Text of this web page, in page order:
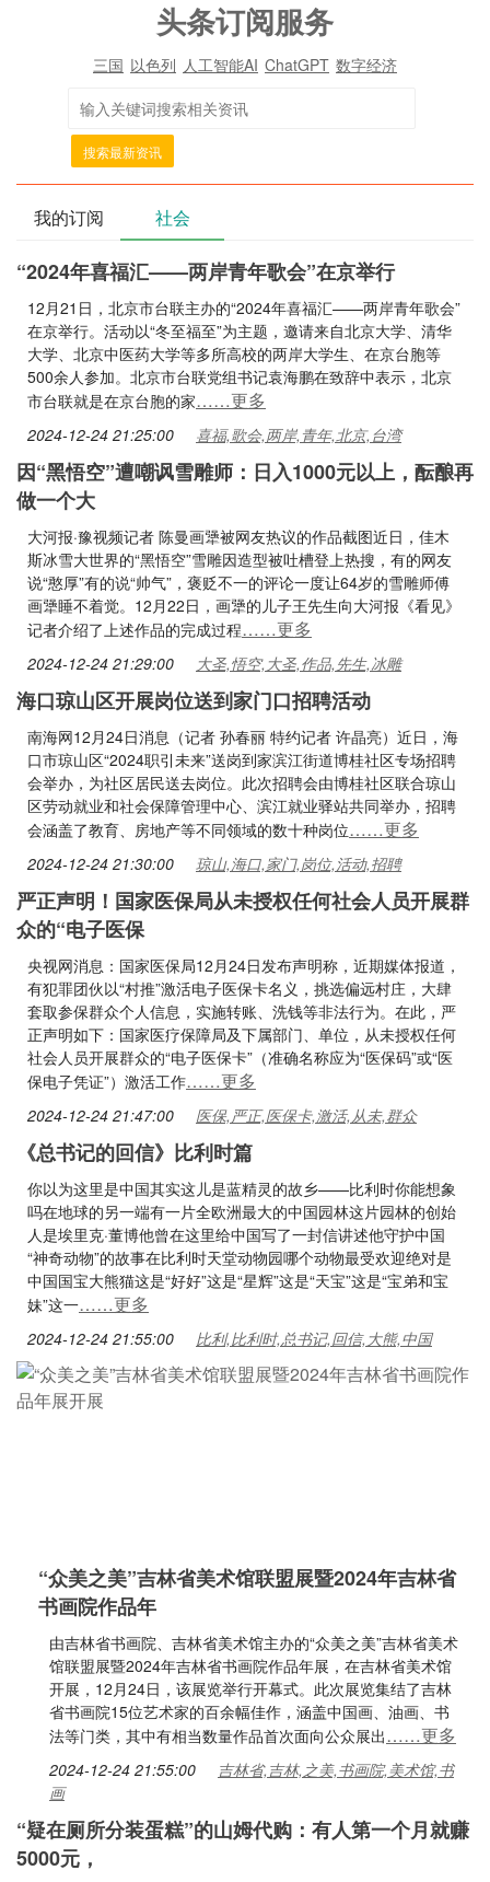
头条订阅服务
三国 以色列 人工智能AI ChatGPT 数字经济
搜索最新资讯
我的订阅 社会
“2024年喜福汇——两岸青年歌会”在京举行
12月21日，北京市台联主办的“2024年喜福汇——两岸青年歌会”
在京举行。活动以“冬至福至”为主题，邀请来自北京大学、清华
大学、北京中医药大学等多所高校的两岸大学生、在京台胞等
500余人参加。北京市台联党组书记袁海鹏在致辞中表示，北京
市台联就是在京台胞的家……更多
2024-12-24 21:25:00 喜福,歌会,两岸,青年,北京,台湾
因“黑悟空”遭嘲讽雪雕师：日入1000元以上，酝酿再
做一个大
大河报·豫视频记者 陈曼画犟被网友热议的作品截图近日，佳木
斯冰雪大世界的“黑悟空”雪雕因造型被吐槽登上热搜，有的网友
说“憨厚”有的说“帅气”，褒贬不一的评论一度让64岁的雪雕师傅
画犟睡不着觉。12月22日，画犟的儿子王先生向大河报《看见》
记者介绍了上述作品的完成过程……更多
2024-12-24 21:29:00 大圣,悟空,大圣,作品,先生,冰雕
海口琼山区开展岗位送到家门口招聘活动
南海网12月24日消息（记者 孙春丽 特约记者 许晶亮）近日，海
口市琼山区“2024职引未来”送岗到家滨江街道博桂社区专场招聘
会举办，为社区居民送去岗位。此次招聘会由博桂社区联合琼山
区劳动就业和社会保障管理中心、滨江就业驿站共同举办，招聘
会涵盖了教育、房地产等不同领域的数十种岗位……更多
2024-12-24 21:30:00 琼山,海口,家门,岗位,活动,招聘
严正声明！国家医保局从未授权任何社会人员开展群
众的“电子医保
央视网消息：国家医保局12月24日发布声明称，近期媒体报道，
有犯罪团伙以“村推”激活电子医保卡名义，挑选偏远村庄，大肆
套取参保群众个人信息，实施转账、洗钱等非法行为。在此，严
正声明如下：国家医疗保障局及下属部门、单位，从未授权任何
社会人员开展群众的“电子医保卡”（准确名称应为“医保码”或“医
保电子凭证”）激活工作……更多
2024-12-24 21:47:00 医保,严正,医保卡,激活,从未,群众
《总书记的回信》比利时篇
你以为这里是中国其实这儿是蓝精灵的故乡——比利时你能想象
吗在地球的另一端有一片全欧洲最大的中国园林这片园林的创始
人是埃里克·董博他曾在这里给中国写了一封信讲述他守护中国
“神奇动物”的故事在比利时天堂动物园哪个动物最受欢迎绝对是
中国国宝大熊猫这是“好好”这是“星辉”这是“天宝”这是“宝弟和宝
妹”这一……更多
2024-12-24 21:55:00 比利,比利时,总书记,回信,大熊,中国
“众美之美”吉林省美术馆联盟展暨2024年吉林省
书画院作品年
由吉林省书画院、吉林省美术馆主办的“众美之美”吉林省美术
馆联盟展暨2024年吉林省书画院作品年展，在吉林省美术馆
开展，12月24日，该展览举行开幕式。此次展览集结了吉林
省书画院15位艺术家的百余幅佳作，涵盖中国画、油画、书
法等门类，其中有相当数量作品首次面向公众展出……更多
2024-12-24 21:55:00
吉林省,吉林,之美,书画院,美术馆,书
画
“疑在厕所分装蛋糕”的山姆代购：有人第一个月就赚
5000元，